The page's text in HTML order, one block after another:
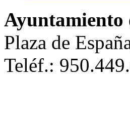
Ayuntamiento
Plaza de
Teléf.: